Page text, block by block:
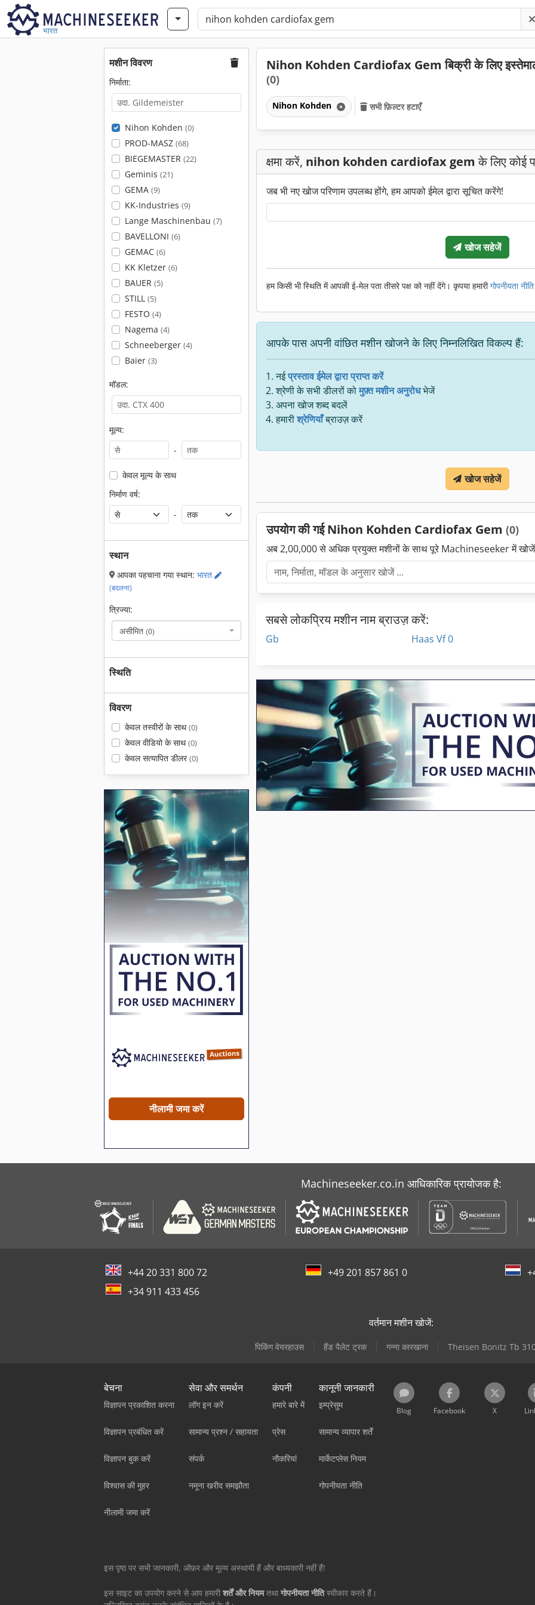
भारत
मशीन विवरण
निर्माता:
Nihon Kohden (0)
PROD-MASZ (68)
BIEGEMASTER (22)
Geminis (21)
GEMA (9)
KK-Industries (9)
Lange Maschinenbau (7)
BAVELLONI (6)
GEMAC (6)
KK Kletzer (6)
BAUER (5)
STILL (5)
FESTO (4)
Nagema (4)
Schneeberger (4)
Baier (3)
मॉडल:
मूल्य:
-
केवल मूल्य के साथ
निर्माण वर्ष:
-
स्थान
आपका पहचाना गया स्थान: भारत
(बदलना)
त्रिज्या:
असीमित (0)
स्थिति
विवरण
केवल तस्वीरों के साथ(0)
केवल वीडियो के साथ(0)
केवल सत्यापित डीलर(0)
नीलामी जमा करें
Nihon Kohden Cardiofax Gem बिक्री के लिए
(0)
Nihon Kohden सभी फ़िल्टर हटाएँ
क्षमा करें, nihon kohden cardiofax gemके लिए कोई
जब भी नए खोज परिणाम उपलब्ध होंगे, हम आपको ईमेल द्वारा सूचित करेंगे!
खोज सहेजें
हम किसी भी स्थिति में आपकी ई-मेल पता तीसरे पक्ष को नहीं देंगे। कृपया हमारीगोपनीयता नीति
आपके पास अपनी वांछित मशीन खोजने के लिए निम्नलिखित विकल्प हैं:
नईप्रस्ताव ईमेल द्वारा प्राप्त करें
श्रेणी के सभी डीलरों कोमुफ़्त मशीन अनुरोधभेजें
अपना खोज शब्द बदलें
हमारीश्रेणियाँब्राउज़ करें
खोज सहेजें
उपयोग की गई Nihon Kohden Cardiofax Gem (0)
अब 2,00,000 से अधिक प्रयुक्त मशीनों के साथ पूरे Machineseeker में
सबसे लोकप्रिय मशीन नाम ब्राउज़ करें:
Gb Haas Vf 0
Machineseeker.co.in आधिकारिक प्रायोजक है:
+44 20 331 800 72 +49 201 857 861 0
+34 911 433 456
वर्तमान मशीन खोजें:
पिकिंग वेयरहाउस हैंड पैलेट ट्रक गन्ना कारखाना Theisen Bonitz Tb
बेचना
विज्ञापन प्रकाशित करना
विज्ञापन प्रबंधित करें
विज्ञापन बुक करें
विश्वास की मुहर
नीलामी जमा करें
सेवा और समर्थन
लॉग इन करें
सामान्य प्रश्न / सहायता
संपर्क
नमूना खरीद समझौता
कंपनी
हमारे बारे में
प्रेस
नौकरियां
कानूनी जानकारी
इम्प्रेसुम
सामान्य व्यापार शर्तें
मार्केटप्लेस नियम
गोपनीयता नीति
Blog Facebook X
इस पृष्ठ पर सभी जानकारी, ऑफ़र और मूल्य अस्थायी हैं और बाध्यकारी नहीं हैं!
इस साइट का उपयोग करने से आप हमारी शर्तें और नियमतथा गोपनीयता नीतिस्वीकार करते हैं।